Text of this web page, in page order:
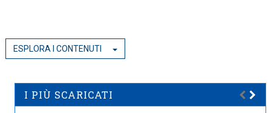
ESPLORA I CONTENUTI
I PIÙ SCARICATI